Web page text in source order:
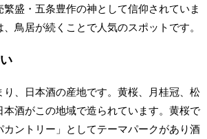
盛・五条豊作の神として信仰されていま
鳥居が続くことで人気のスポットです。
り、日本酒の産地です。黄桜、月桂冠、松
酒がこの地域で造られています。黄桜で
ントリー」としてテーマパークがあり酒